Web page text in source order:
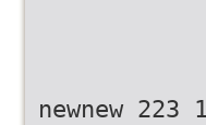
newnew 223